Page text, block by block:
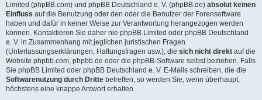
Limited (phpBB.com) und phpBB Deutschland e. V. (phpBB.de) absolut keinen
Einfluss auf die Benutzung oder den oder die Benutzer der Forensoftware
haben und dafür in keiner Weise zur Verantwortung herangezogen werden
können. Kontaktieren Sie daher nie phpBB Limited oder phpBB Deutschland
e. V. in Zusammenhang mit jeglichen juristischen Fragen
(Unterlassungserklärungen, Haftungsfragen usw.), die sich nicht direkt auf die
Website phpbb.com, phpbb.de oder die phpBB-Software selbst beziehen. Falls
Sie phpBB Limited oder phpBB Deutschland e. V. E-Mails schreiben, die die
Softwarenutzung durch Dritte betreffen, so werden Sie, wenn überhaupt,
höchstens eine knappe Antwort erhalten.